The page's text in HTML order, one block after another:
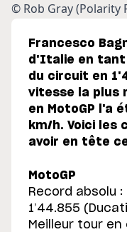
© Rob Gray (Polarity
Francesco
d'Italie en tant
du circuit en
vitesse la plus
en MotoGP l'a
km/h. Voici les
avoir en tête
MotoGP
Record absolu
1’44.855
Meilleur tour